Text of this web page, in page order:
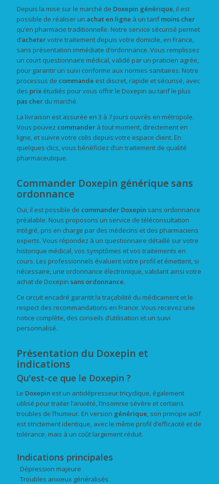
Depuis la mise sur le marché de Doxepin générique , il est
possible de réaliser un achat en ligne à un tarifmoins cher
qu’en pharmacie traditionnelle. Notre service sécurisé permet
d’achetervotre traitement depuis votre domicile, en France,
sans présentation immédiate d’ordonnance. Vous remplissez
un court questionnaire médical, validé par un praticien agrée,
pour garantir un suivi conforme aux normes sanitaires. Notre
processus de commande est discret, rapide et sécurisé, avec
des prixétudiés pour vous offrir le Doxepin au tarif le plus
pas cherdu marché.
La livraison est assurée en 3 à 7 jours ouvrés en métropole.
Vous pouvez commanderà tout moment, directement en
ligne, et suivre votre colis depuis votre espace client. En
quelques clics, vous bénéficiez d’un traitement de qualité
pharmaceutique.
Commander Doxepin générique sans
ordonnance
Oui, il est possible de commander Doxepin sans ordonnance
préalable. Nous proposons un service de téléconsultation
intégré, pris en charge par des médecins et des pharmaciens
experts. Vous répondez à un questionnaire détaillé sur votre
historique médical, vos symptômes et vos traitements en
cours. Les professionnels évaluent votre profil et émettent, si
nécessaire, une ordonnance électronique, validant ainsi votre
achat de Doxepin sans ordonnance.
Ce circuit encadré garantit la traçabilité du médicament et le
respect des recommandations en France. Vous recevez une
notice complète, des conseils d’utilisation et un suivi
personnalisé.
Présentation du Doxepin et
indications
Qu'est-ce que le Doxepin ?
Le Doxepin est un antidépresseur tricyclique, également
utilisé pour traiter l’anxiété, l’insomnie sévère et certains
troubles de l’humeur. En version générique, son principe actif
est strictement identique, avec le même profil d’efficacité et de
tolérance, mais à un coût largement réduit.
Indications principales
Dépression majeure
Troubles anxieux généralisés